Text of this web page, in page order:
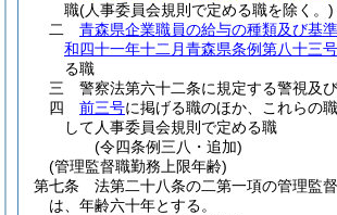
職(人事委員会規則で定める職を除く。)
二
青森県企業職員の給与の種類及び基
和四十一年十二月青森県条例第八十三
る職
三
警察法第六十二条に規定する警視及
四
前三号に掲げる職のほか、これらの
して人事委員会規則で定める職
(令四条例三八・追加)
(管理監督職勤務上限年齢)
第七条
法第二十八条の二第一項の管理監
は、年齢六十年とする。